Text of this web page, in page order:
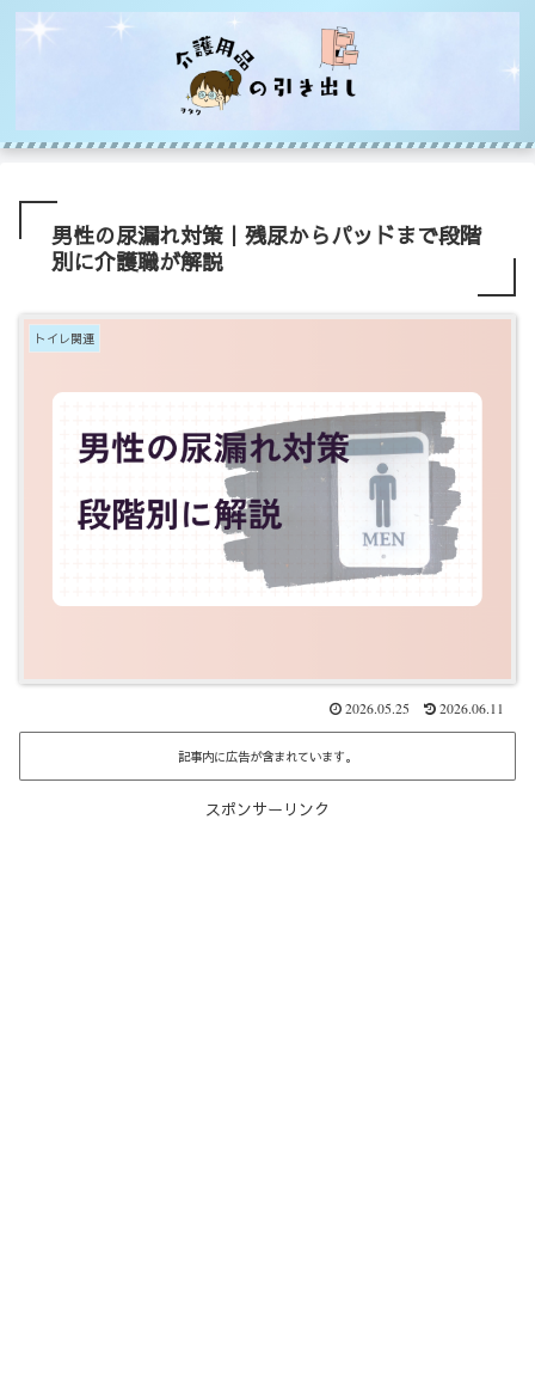
男性の尿漏れ対策｜残尿からパッドまで段階
別に介護職が解説
トイレ関連
2026.05.25 2026.06.11
記事内に広告が含まれています。
スポンサーリンク